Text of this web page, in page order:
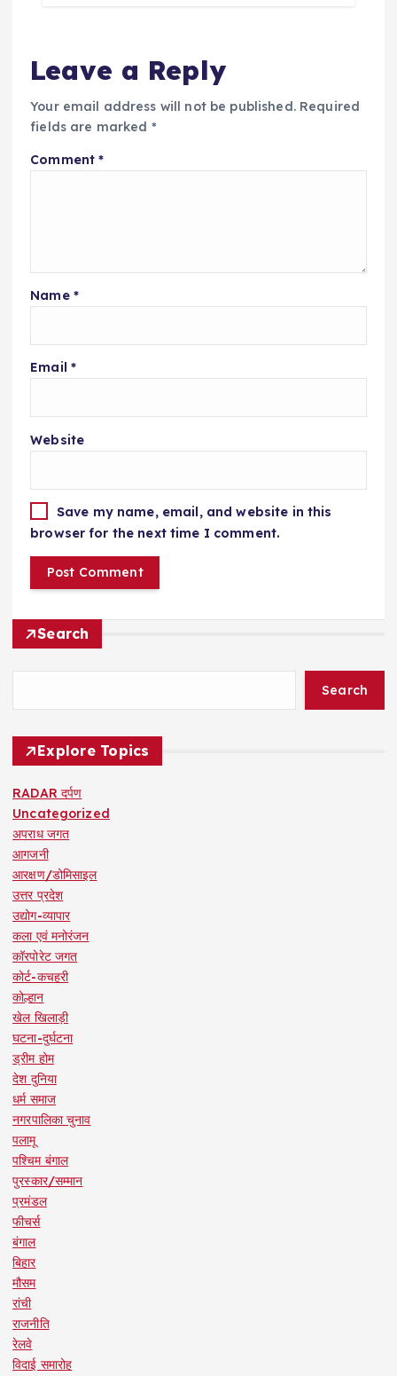
Leave a Reply
Your email address will not be published. Required
fields are marked *
Comment*
Name *
Email *
Website
Save my name, email, and website in this
browser for the next time I comment.
Search
Search
Explore Topics
RADAR दर्पण
Uncategorized
अपराध जगत
आगजनी
आरक्षण/डोमिसाइल
उत्तर प्रदेश
उद्योग-व्यापार
कला एवं मनोरंजन
कॉरपोरेट जगत
कोर्ट-कचहरी
कोल्हान
खेल खिलाड़ी
घटना-दुर्घटना
ड्रीम होम
देश दुनिया
धर्म समाज
नगरपालिका चुनाव
पलामू
पश्चिम बंगाल
पुरस्कार/सम्मान
प्रमंडल
फीचर्स
बंगाल
बिहार
मौसम
रांची
राजनीति
रेलवे
विदाई समारोह